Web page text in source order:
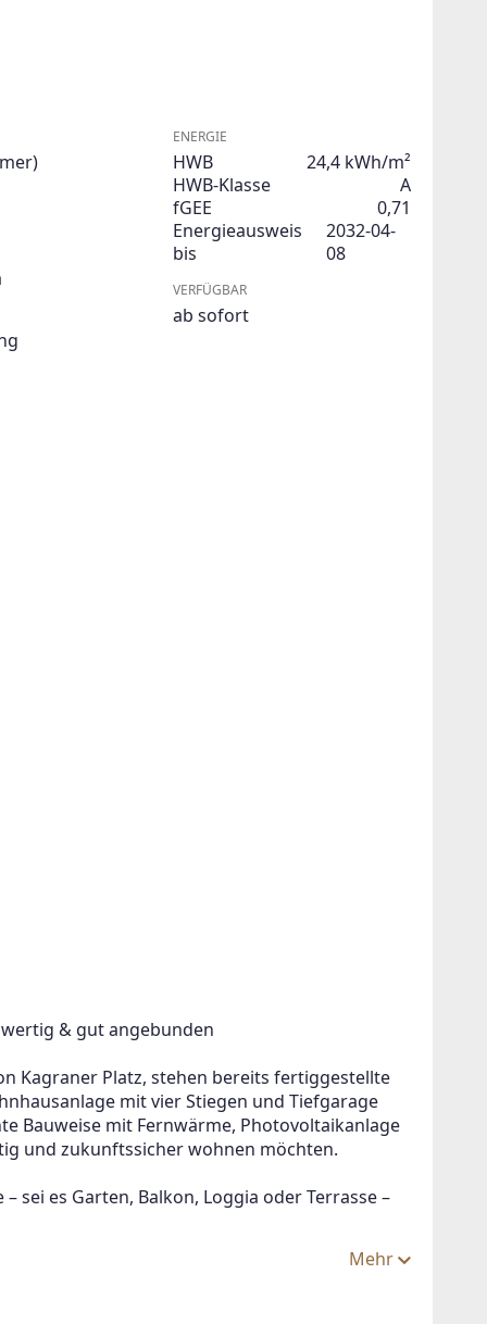
ENERGIE
HWB
24,4 kWh/m²
HWB-Klasse
A
fGEE
0,71
Energieausweis
bis
2032-04-
08
VERFÜGBAR
ab sofort
& gut angebunden
Kagraner Platz, stehen bereits fertiggestellte
mit vier Stiegen und Tiefgarage
Bauweise mit Fernwärme, Photovoltaikanlage
und zukunftssicher wohnen möchten.
sei es Garten, Balkon, Loggia oder Terrasse –
Mehr